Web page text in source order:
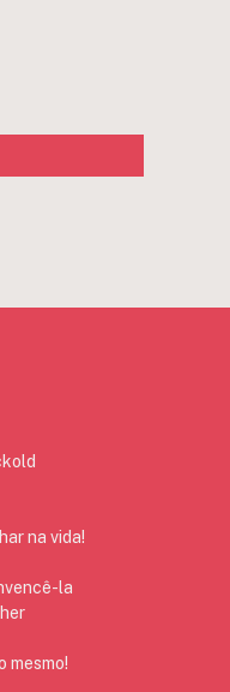
na vida!
la
mesmo!